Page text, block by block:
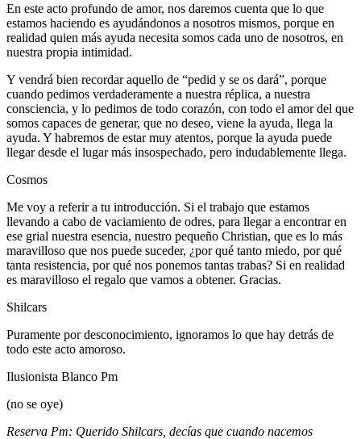
En este acto profundo de amor, nos daremos cuenta que lo que
estamos haciendo es ayudándonos a nosotros mismos, porque en
realidad quien más ayuda necesita somos cada uno de nosotros, en
nuestra propia intimidad.
Y vendrá bien recordar aquello de “pedid y se os dará”, porque
cuando pedimos verdaderamente a nuestra réplica, a nuestra
consciencia, y lo pedimos de todo corazón, con todo el amor del que
somos capaces de generar, que no deseo, viene la ayuda, llega la
ayuda. Y habremos de estar muy atentos, porque la ayuda puede
llegar desde el lugar más insospechado, pero indudablemente llega.
Cosmos
Me voy a referir a tu introducción. Si el trabajo que estamos
llevando a cabo de vaciamiento de odres, para llegar a encontrar en
ese grial nuestra esencia, nuestro pequeño Christian, que es lo más
maravilloso que nos puede suceder, ¿por qué tanto miedo, por qué
tanta resistencia, por qué nos ponemos tantas trabas? Si en realidad
es maravilloso el regalo que vamos a obtener. Gracias.
Shilcars
Puramente por desconocimiento, ignoramos lo que hay detrás de
todo este acto amoroso.
Ilusionista Blanco Pm
(no se oye)
Reserva Pm: Querido Shilcars, decías que cuando nacemos